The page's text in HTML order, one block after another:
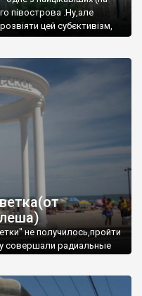
півострова .Ну,але
цей субєктивізм,
не получилось,пройти
совершали радиальные